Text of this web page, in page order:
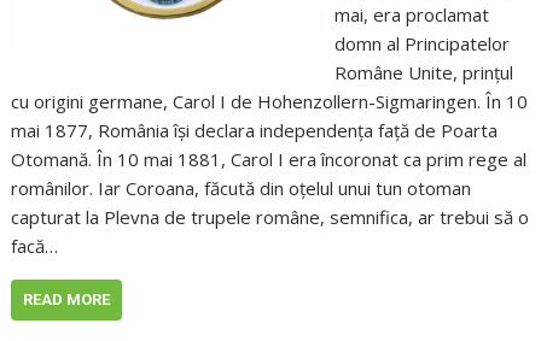
mai, era proclamat
domn al Principatelor
Române Unite, prințul
cu origini germane, Carol I de Hohenzollern-Sigmaringen. În 10
mai 1877, România își declara independența față de Poarta
Otomană. În 10 mai 1881, Carol I era încoronat ca prim rege al
românilor. Iar Coroana, făcută din oțelul unui tun otoman
capturat la Plevna de trupele române, semnifica, ar trebui să o
facă…
READ MORE